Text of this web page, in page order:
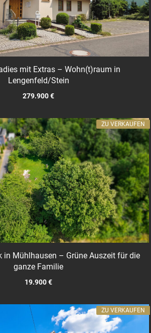
mit Extras – Wohn(t)raum in
Lengenfeld/Stein
279.900 €
in Mühlhausen – Grüne Auszeit für die
ganze Familie
19.900 €
ZU VERKAUFEN
ZU VERKAUFEN